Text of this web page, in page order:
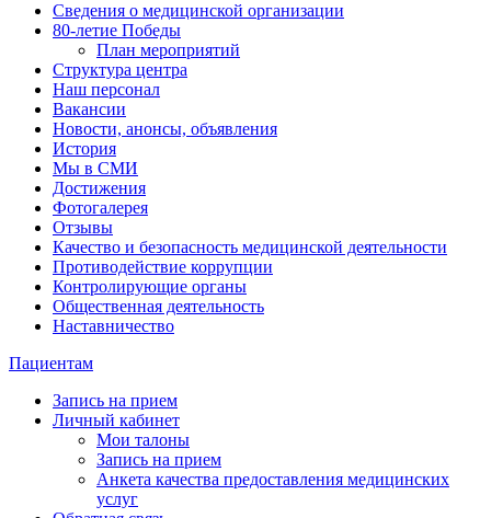
Сведения о медицинской организации
80-летие Победы
План мероприятий
Структура центра
Наш персонал
Вакансии
Новости, анонсы, объявления
История
Мы в СМИ
Достижения
Фотогалерея
Отзывы
Качество и безопасность медицинской деятельности
Противодействие коррупции
Контролирующие органы
Общественная деятельность
Наставничество
Пациентам
Запись на прием
Личный кабинет
Мои талоны
Запись на прием
Анкета качества предоставления медицинских
услуг